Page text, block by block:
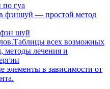
гуа
фэншуй — простой метод
фэн шуй
всех возможных
методы лечения и
элементы в зависимости от